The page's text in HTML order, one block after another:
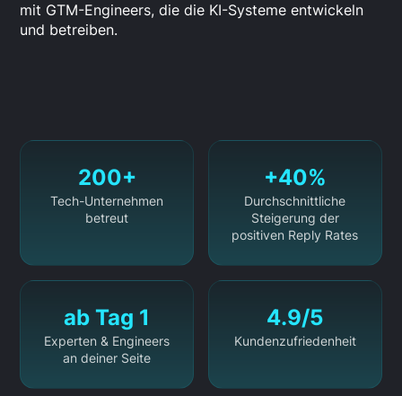
mit GTM-Engineers, die die KI-Systeme entwickeln
und betreiben.
200+
Tech-Unternehmen
betreut
+40%
Durchschnittliche
Steigerung der
positiven Reply Rates
ab Tag 1
Experten & Engineers
an deiner Seite
4.9/5
Kundenzufriedenheit